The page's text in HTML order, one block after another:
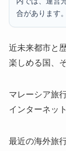
合があります。
近未来都市と
楽しめる国、
マレーシア旅
インターネッ
最近の海外旅